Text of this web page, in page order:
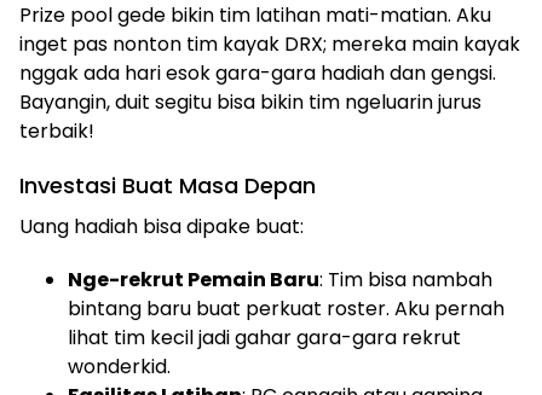
Prize pool gede bikin tim latihan mati-matian. Aku
inget pas nonton tim kayak DRX; mereka main kayak
nggak ada hari esok gara-gara hadiah dan gengsi.
Bayangin, duit segitu bisa bikin tim ngeluarin jurus
terbaik!
Investasi Buat Masa Depan
Uang hadiah bisa dipake buat:
Nge-rekrut Pemain Baru: Tim bisa nambah
bintang baru buat perkuat roster. Aku pernah
lihat tim kecil jadi gahar gara-gara rekrut
wonderkid.